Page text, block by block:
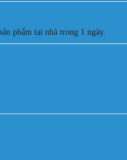
phẩm tại nhà trong 1 ngày.